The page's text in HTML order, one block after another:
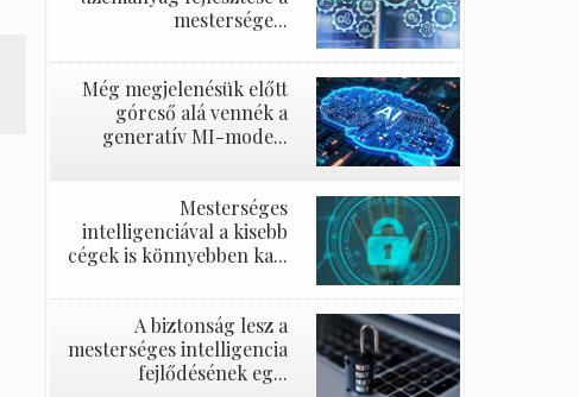
mestersége...
Még megjelenésük előtt
górcső alá vennék a
generatív MI-mode...
Mesterséges
intelligenciával a kisebb
cégek is könnyebben ka...
A biztonság lesz a
mesterséges intelligencia
fejlődésének eg...